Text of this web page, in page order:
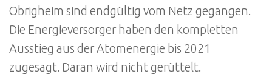
Obrigheim sind endgültig vom Netz gegangen.
Die Energieversorger haben den kompletten
Ausstieg aus der Atomenergie bis 2021
zugesagt. Daran wird nicht gerüttelt.